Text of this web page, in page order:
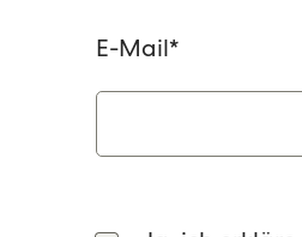
E-Mail*